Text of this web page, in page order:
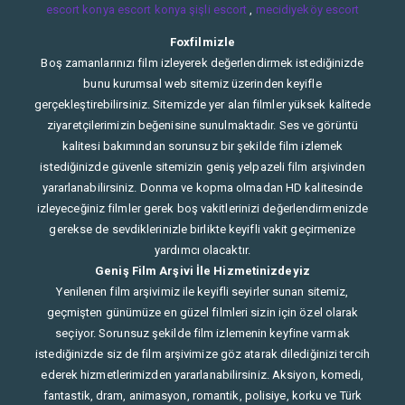
escort konya escort konya şişli escort , mecidiyeköy escort
Foxfilmizle
Boş zamanlarınızı film izleyerek değerlendirmek istediğinizde
bunu kurumsal web sitemiz üzerinden keyifle
gerçekleştirebilirsiniz. Sitemizde yer alan filmler yüksek kalitede
ziyaretçilerimizin beğenisine sunulmaktadır. Ses ve görüntü
kalitesi bakımından sorunsuz bir şekilde film izlemek
istediğinizde güvenle sitemizin geniş yelpazeli film arşivinden
yararlanabilirsiniz. Donma ve kopma olmadan HD kalitesinde
izleyeceğiniz filmler gerek boş vakitlerinizi değerlendirmenizde
gerekse de sevdiklerinizle birlikte keyifli vakit geçirmenize
yardımcı olacaktır.
Geniş Film Arşivi İle Hizmetinizdeyiz
Yenilenen film arşivimiz ile keyifli seyirler sunan sitemiz,
geçmişten günümüze en güzel filmleri sizin için özel olarak
seçiyor. Sorunsuz şekilde film izlemenin keyfine varmak
istediğinizde siz de film arşivimize göz atarak dilediğinizi tercih
ederek hizmetlerimizden yararlanabilirsiniz. Aksiyon, komedi,
fantastik, dram, animasyon, romantik, polisiye, korku ve Türk